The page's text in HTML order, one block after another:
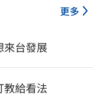
更多
台發展
給看法